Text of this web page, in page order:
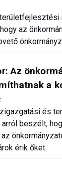
az
Az
a
és
beszélt,
érik őket.